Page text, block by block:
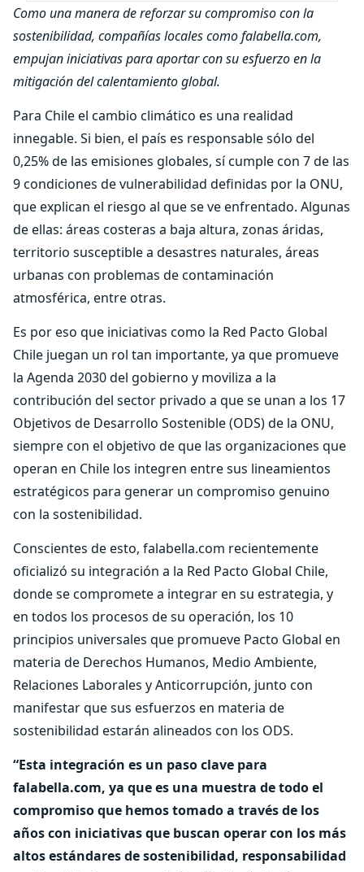
Como una manera de reforzar su compromiso con la
sostenibilidad, compañías locales como falabella.com,
empujan iniciativas para aportar con su esfuerzo en la
mitigación del calentamiento global.
Para Chile el cambio climático es una realidad
innegable. Si bien, el país es responsable sólo del
0,25% de las emisiones globales, sí cumple con 7 de las
9 condiciones de vulnerabilidad definidas por la ONU,
que explican el riesgo al que se ve enfrentado. Algunas
de ellas: áreas costeras a baja altura, zonas áridas,
territorio susceptible a desastres naturales, áreas
urbanas con problemas de contaminación
atmosférica, entre otras.
Es por eso que iniciativas como la Red Pacto Global
Chile juegan un rol tan importante, ya que promueve
la Agenda 2030 del gobierno y moviliza a la
contribución del sector privado a que se unan a los 17
Objetivos de Desarrollo Sostenible (ODS) de la ONU,
siempre con el objetivo de que las organizaciones que
operan en Chile los integren entre sus lineamientos
estratégicos para generar un compromiso genuino
con la sostenibilidad.
Conscientes de esto, falabella.com recientemente
oficializó su integración a la Red Pacto Global Chile,
donde se compromete a integrar en su estrategia, y
en todos los procesos de su operación, los 10
principios universales que promueve Pacto Global en
materia de Derechos Humanos, Medio Ambiente,
Relaciones Laborales y Anticorrupción, junto con
manifestar que sus esfuerzos en materia de
sostenibilidad estarán alineados con los ODS.
“Esta integración es un paso clave para
falabella.com, ya que es una muestra de todo el
compromiso que hemos tomado a través de los
años con iniciativas que buscan operar con los más
altos estándares de sostenibilidad, responsabilidad